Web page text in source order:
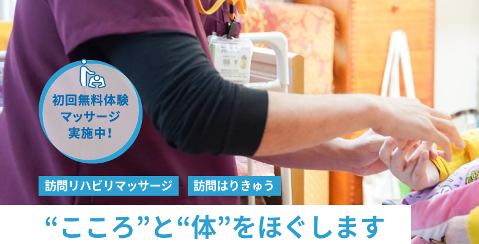
訪問リハビリマッサージ 訪問はりきゅう
“こころ”と“体”をほぐします